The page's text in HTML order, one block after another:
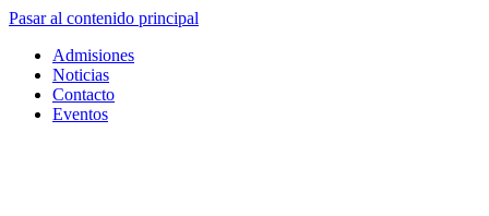
Pasar al contenido principal
Admisiones
Noticias
Contacto
Eventos